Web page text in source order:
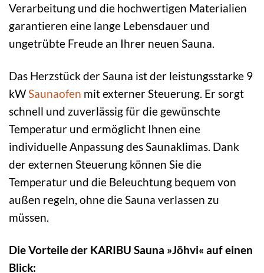
Verarbeitung und die hochwertigen Materialien
garantieren eine lange Lebensdauer und
ungetrübte Freude an Ihrer neuen Sauna.
Das Herzstück der Sauna ist der leistungsstarke 9
kW Saunaofen mit externer Steuerung. Er sorgt
schnell und zuverlässig für die gewünschte
Temperatur und ermöglicht Ihnen eine
individuelle Anpassung des Saunaklimas. Dank
der externen Steuerung können Sie die
Temperatur und die Beleuchtung bequem von
außen regeln, ohne die Sauna verlassen zu
müssen.
Die Vorteile der KARIBU Sauna »Jöhvi« auf einen
Blick: